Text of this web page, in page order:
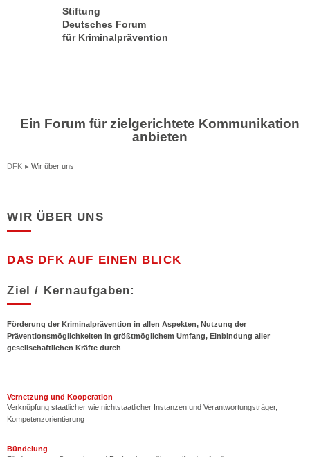
Stiftung
Deutsches Forum
für Kriminalprävention
Ein Forum für zielgerichtete Kommunikation
anbieten
DFK Wir über uns
WIR ÜBER UNS
DAS DFK AUF EINEN BLICK
Ziel / Kernaufgaben:
Förderung der Kriminalprävention in allen Aspekten, Nutzung der
Präventionsmöglichkeiten in größtmöglichem Umfang, Einbindung aller
gesellschaftlichen Kräfte durch
Vernetzung und Kooperation
Verknüpfung staatlicher wie nichtstaatlicher Instanzen und Verantwortungsträger,
Kompetenzorientierung
Bündelung